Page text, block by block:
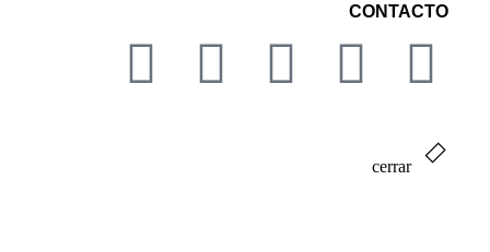
CONTACTO
cerrar